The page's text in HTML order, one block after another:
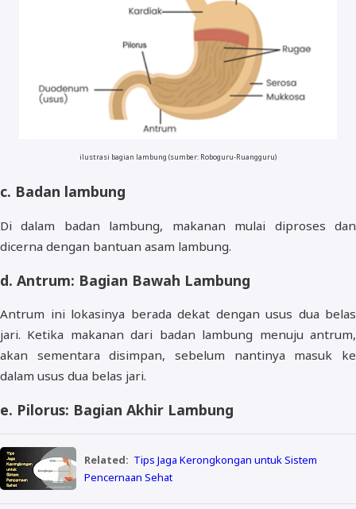
ilustrasi bagian lambung (sumber: Roboguru-Ruangguru)
c. Badan lambung
Di dalam badan lambung, makanan mulai diproses dan
dicerna dengan bantuan asam lambung.
d. Antrum: Bagian Bawah Lambung
Antrum ini lokasinya berada dekat dengan usus dua belas
jari. Ketika makanan dari badan lambung menuju antrum,
akan sementara disimpan, sebelum nantinya masuk ke
dalam usus dua belas jari.
e. Pilorus: Bagian Akhir Lambung
Related: Tips Jaga Kerongkongan untuk Sistem
Pencernaan Sehat